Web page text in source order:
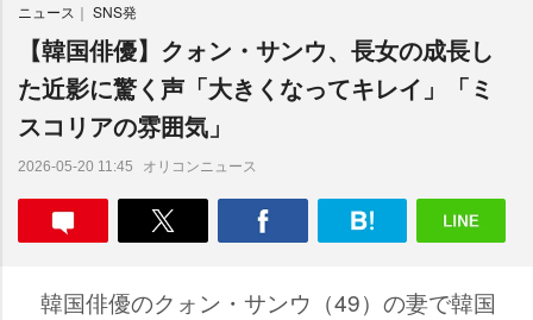
e
ニュース SNS発
【韓国俳優】クォン・サンウ、長女の成長し
た近影に驚く声「大きくなってキレイ」「ミ
スコリアの雰囲気」
2026-05-20 11:45 オリコンニュース
韓国俳優のクォン・サンウ（49）の妻で韓国